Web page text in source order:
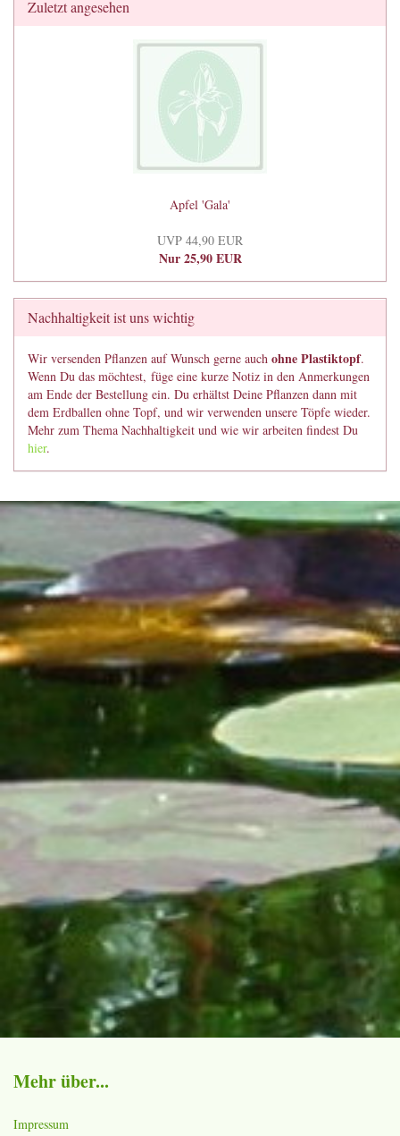
Zuletzt angesehen
Apfel 'Gala'
UVP 44,90 EUR
Nur 25,90 EUR
Nachhaltigkeit ist uns wichtig
Wir versenden Pflanzen auf Wunsch gerne auch ohne Plastiktopf.
Wenn Du das möchtest, füge eine kurze Notiz in den Anmerkungen
am Ende der Bestellung ein. Du erhältst Deine Pflanzen dann mit
dem Erdballen ohne Topf, und wir verwenden unsere Töpfe wieder.
Mehr zum Thema Nachhaltigkeit und wie wir arbeiten findest Du
hier.
Mehr über...
Impressum